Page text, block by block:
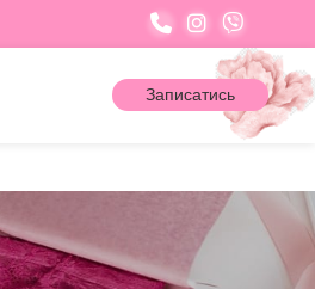
Записатись